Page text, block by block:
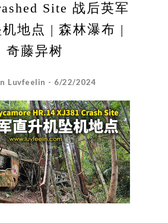
Site 战后英军
地点 | 森林瀑布 |
奇藤异树
Luvfeelin - 6/22/2024